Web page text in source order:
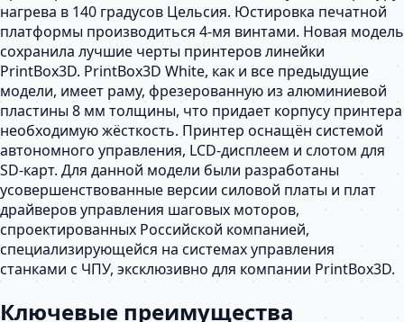
нагрева в 140 градусов Цельсия. Юстировка печатной
платформы производиться 4-мя винтами. Новая модель
сохранила лучшие черты принтеров линейки
PrintBox3D. PrintBox3D White, как и все предыдущие
модели, имеет раму, фрезерованную из алюминиевой
пластины 8 мм толщины, что придает корпусу принтера
необходимую жёсткость. Принтер оснащён системой
автономного управления, LCD-дисплеем и слотом для
SD-карт. Для данной модели были разработаны
усовершенствованные версии силовой платы и плат
драйверов управления шаговых моторов,
спроектированных Российской компанией,
специализирующейся на системах управления
станками с ЧПУ, эксклюзивно для компании PrintBox3D.
Ключевые преимущества